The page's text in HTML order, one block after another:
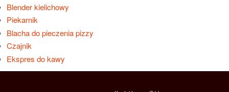
Blender kielichowy
Piekarnik
Blacha do pieczenia pizzy
Czajnik
Ekspres do kawy